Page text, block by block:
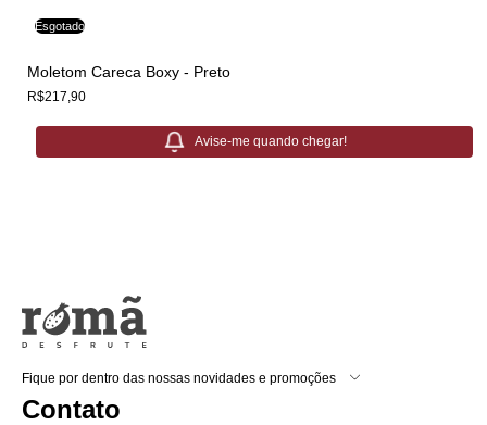
Esgotado
Moletom Careca Boxy - Preto
R$217,90
Avise-me quando chegar!
Fique por dentro das nossas novidades e promoções
Contato